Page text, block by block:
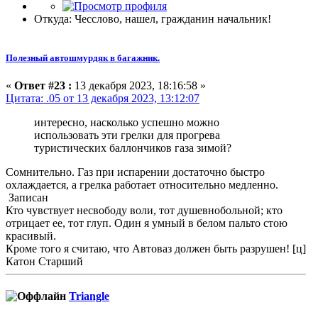
Откуда: Чесслово, нашел, гражданин начальник!
Полезный автошмурдяк в багажник.
« Ответ #23 : 13 декабря 2023, 18:16:58 »
Цитата: .05 от 13 декабря 2023, 13:12:07
интересно, насколько успешно можно
использовать эти грелки для прогрева
туристических баллончиков газа зимой?
Сомнительно. Газ при испарении достаточно быстро
охлаждается, а грелка работает относительно медленно.
Записан
Кто чувствует несвободу воли, тот душевнобольной; кто
отрицает ее, тот глуп. Один я умный в белом пальто стою
красивый.
Кроме того я считаю, что Автоваз должен быть разрушен! [ц]
Катон Старший
Triangle